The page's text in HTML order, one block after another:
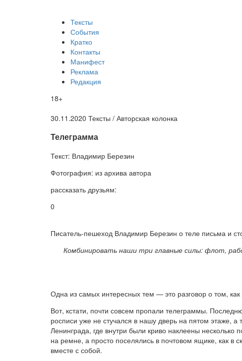
Тексты
События
Кратко
Контакты
Манифест
Реклама
Редакция
18+
30.11.2020 Тексты / Авторская колонка
​Телеграмма
Текст: Владимир Березин
Фотография: из архива автора
рассказать друзьям:
0
Писатель-пешеход Владимир Березин о теле письма и
Комбинировать наши три главные силы: флот,
Одна из самых интересных тем — это разговор о том,
Вот, кстати, почти совсем пропали телеграммы.
росписи уже не стучался в нашу дверь на пятом этаже,
Ленинграда, где внутри были криво наклеены
на ремне, а просто поселялись в почтовом ящике, как в
вместе с собой.